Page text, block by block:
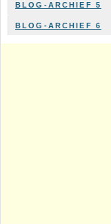
BLOG-ARCHIEF 5
BLOG-ARCHIEF 6